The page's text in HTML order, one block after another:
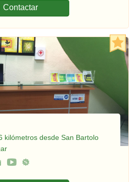
Contactar
kilómetros desde San Bartolo